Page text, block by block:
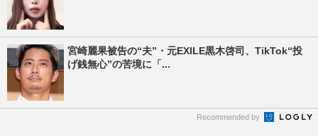
宮崎麗果被告の“夫”・元EXILE黒木啓司、TikTok“投
げ銭無心”の苦境に「...
Recommended by